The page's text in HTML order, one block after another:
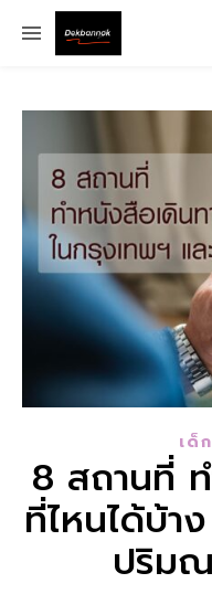
เด็
8 สถานที่
ที่ไหนได้บ้า
ปริม